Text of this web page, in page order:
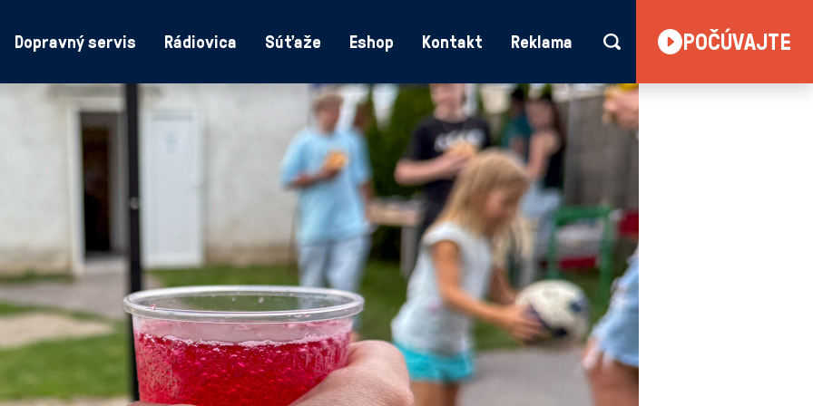
Dopravný servis Rádiovica Súťaže Eshop Kontakt Reklama POČÚVAJTE